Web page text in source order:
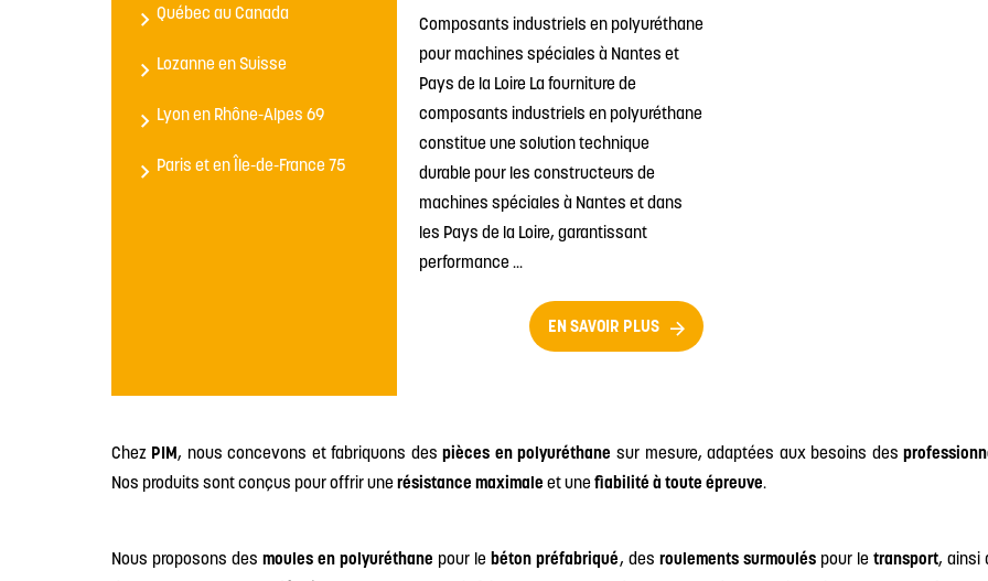
Québec au Canada
Lozanne en Suisse
Lyon en Rhône-Alpes 69
Paris et en Île-de-France 75
Composants industriels en polyuréthane
pour machines spéciales à Nantes et
Pays de la Loire La fourniture de
composants industriels en polyuréthane
constitue une solution technique
durable pour les constructeurs de
machines spéciales à Nantes et dans
les Pays de la Loire, garantissant
performance ...
EN SAVOIR PLUS
Chez PIM, nous concevons et fabriquons des pièces en polyuréthane sur mesure, adaptées aux besoins des
Nos produits sont conçus pour offrir une résistance maximale et une fiabilité à toute épreuve.
Nous proposons desmoules en polyuréthane pour lebéton préfabriqué, des roulements surmouléspour le transport, ainsi